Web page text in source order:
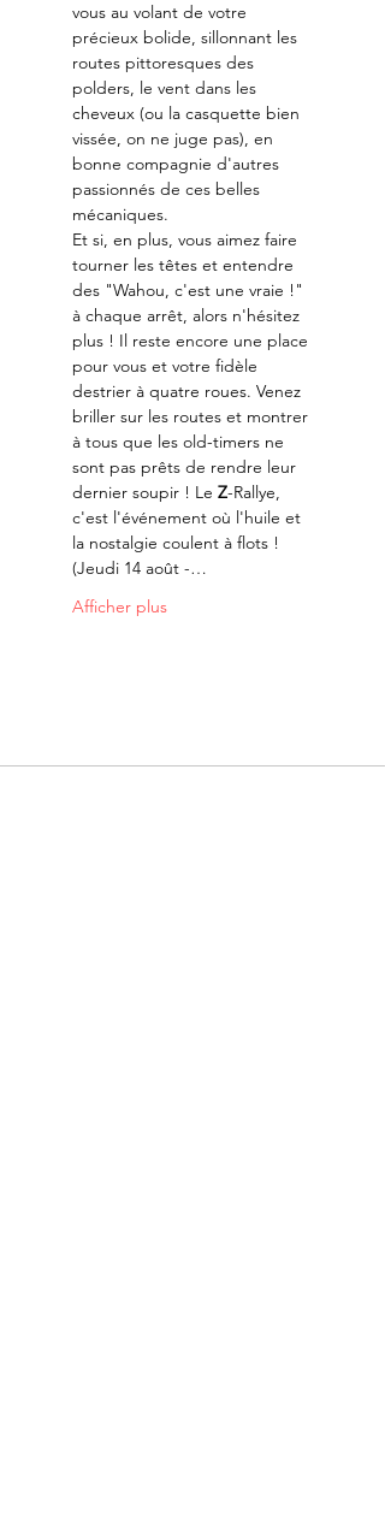
vous au volant de votre
précieux bolide, sillonnant les
routes pittoresques des
polders, le vent dans les
cheveux (ou la casquette bien
vissée, on ne juge pas), en
bonne compagnie d'autres
passionnés de ces belles
mécaniques.
Et si, en plus, vous aimez faire
tourner les têtes et entendre
des "Wahou, c'est une vraie !"
à chaque arrêt, alors n'hésitez
plus ! Il reste encore une place
pour vous et votre fidèle
destrier à quatre roues. Venez
briller sur les routes et montrer
à tous que les old-timers ne
sont pas prêts de rendre leur
dernier soupir ! Le Z-Rallye,
c'est l'événement où l'huile et
la nostalgie coulent à flots !
(Jeudi 14 août -…
Afficher plus